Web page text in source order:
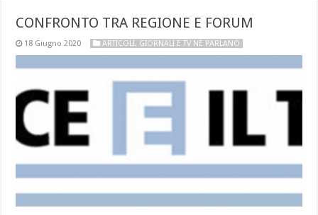
CONFRONTO TRA REGIONE E FORUM
18 Giugno 2020 ARTICOLI, GIORNALI E TV NE PARLANO